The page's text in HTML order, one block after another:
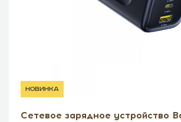
новинка
Сетевое зарядное устройство